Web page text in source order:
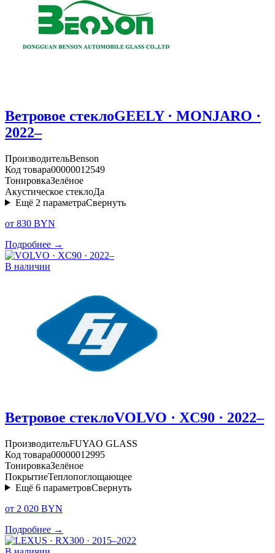
Ветровое стеклоGEELY · MONJARO ·
2022–
ПроизводительBenson
Код товара00000012549
ТонировкаЗелёное
Акустическое стеклоДа
Ещё 2 параметраСвернуть
от 830 BYN
Подробнее →
В наличии
Ветровое стеклоVOLVO · XC90 · 2022–
ПроизводительFUYAO GLASS
Код товара00000012995
ТонировкаЗелёное
ПокрытиеТеплопоглощающее
Ещё 6 параметровСвернуть
от 2 020 BYN
Подробнее →